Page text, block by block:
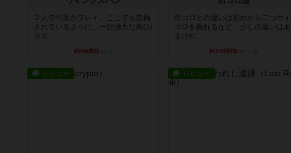
２人で何度かプレイ。ここでも指摘
されているように、一部強力な鳥(カ
ラス...
約5時間前
街コロとの違いは初めから二つサイ
コロを振れるなど、少しの違いはあ
るけれ...
約10時間前
レビュー レビュー